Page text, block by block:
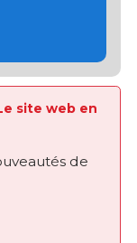
site web en
de